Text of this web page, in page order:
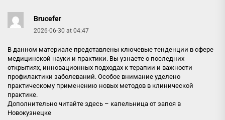
Brucefer
2026-06-30 at 04:47
В данном материале представлены ключевые тенденции в сфере
медицинской науки и практики. Вы узнаете о последних
открытиях, инновационных подходах к терапии и важности
профилактики заболеваний. Особое внимание уделено
практическому применению новых методов в клинической
практике.
Дополнительно читайте здесь – капельница от запоя в
Новокузнецке